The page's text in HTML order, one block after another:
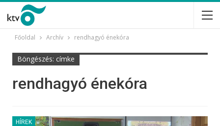
Főoldal Archív rendhagyó énekóra
Böngészés: címke
rendhagyó énekóra
HÍREK